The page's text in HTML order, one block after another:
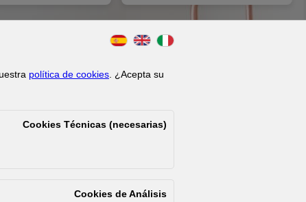
|Configurar Cookies
política de cookies . ¿Acepta su
Cookies Técnicas (necesarias)
Cookies de Análisis